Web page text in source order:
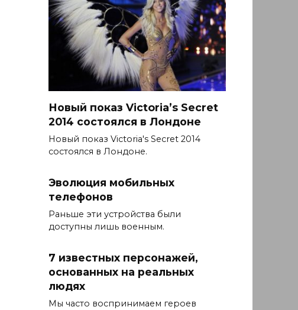
Новый показ Victoria’s Secret
2014 состоялся в Лондоне
Новый показ Victoria's Secret 2014
состоялся в Лондоне.
Эволюция мобильных
телефонов
Раньше эти устройства были
доступны лишь военным.
7 известных персонажей,
основанных на реальных
людях
Мы часто воспринимаем героев